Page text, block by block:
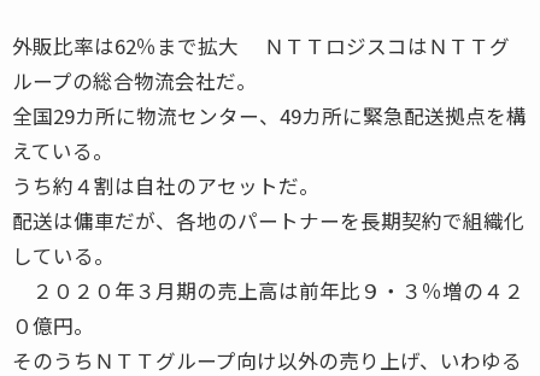
外販比率は62％まで拡大 ＮＴＴロジスコはＮＴＴグ
ループの総合物流会社だ。
全国29カ所に物流センター、49カ所に緊急配送拠点を構
えている。
うち約４割は自社のアセットだ。
配送は傭車だが、各地のパートナーを長期契約で組織化
している。
２０２０年３月期の売上高は前年比９・３％増の４２
０億円。
そのうちＮＴＴグループ向け以外の売り上げ、いわゆる